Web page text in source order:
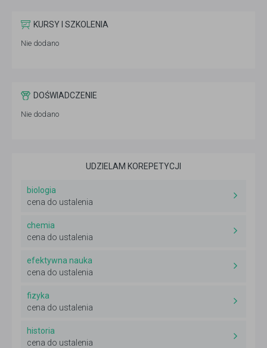
KURSY I SZKOLENIA
Nie dodano
DOŚWIADCZENIE
Nie dodano
UDZIELAM KOREPETYCJI
biologia
cena do ustalenia
chemia
cena do ustalenia
efektywna nauka
cena do ustalenia
fizyka
cena do ustalenia
historia
cena do ustalenia